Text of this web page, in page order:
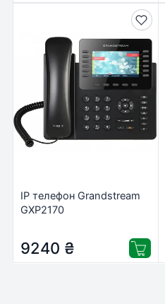
IP телефон Grandstream
GXP2170
9240 ₴